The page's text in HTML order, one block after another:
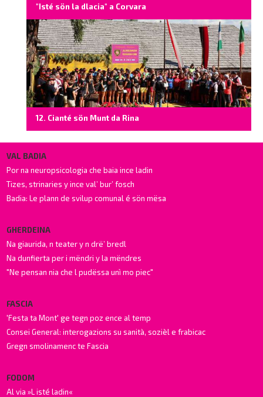
"Isté sön la dlacia" a Corvara
12. Cianté sön Munt da Rina
VAL BADIA
Por na neuropsicologia che baia ince ladin
Tizes, strinaries y ince val’ bur’ fosch
Badia: Le plann de svilup comunal é sön mësa
GHERDEINA
Na giaurida, n teater y n drë’ bredl
Na dunfierta per i mëndri y la mëndres
"Ne pensan nia che l pudëssa unì mo piec"
FASCIA
'Festa ta Mont' ge tegn poz ence al temp
Consei General: interogazions su sanità, sozièl e frabicac
Gregn smolinamenc te Fascia
FODOM
Al via »L isté ladin«